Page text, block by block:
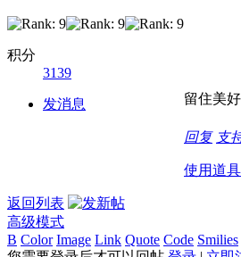
积分
3139
发消息 留住美
回复 支
使用道具
返回列表
高级模式
B Color Image Link Quote Code Smilies